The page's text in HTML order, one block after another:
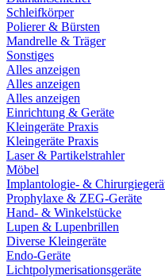
Schleifkörper
Polierer & Bürsten
Mandrelle & Träger
Sonstiges
Alles anzeigen
Alles anzeigen
Alles anzeigen
Einrichtung & Geräte
Kleingeräte Praxis
Kleingeräte Praxis
Laser & Partikelstrahler
Möbel
Implantologie- &
Prophylaxe & ZEG-Geräte
Hand- & Winkelstücke
Lupen & Lupenbrillen
Diverse Kleingeräte
Endo-Geräte
Lichtpolymerisationsgeräte